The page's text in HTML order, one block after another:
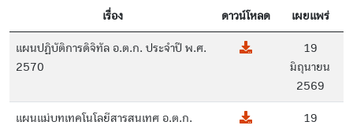
เรื่อง ดาวน์โหลด เผยแพร่
แผนปฏิบัติการดิจิทัล อ.ต.ก. ประจำปี พ.ศ.
2570
19
มิถุนายน
2569
แผนแม่บทเทคโนโลยีสารสนเทศ อ.ต.ก.
19